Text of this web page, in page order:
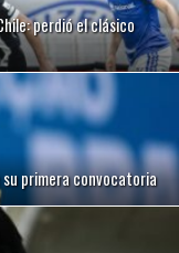
perdió el clásico
primera convocatoria